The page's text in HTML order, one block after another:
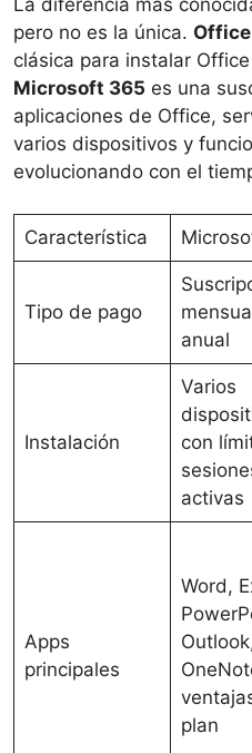
pero no es la única.
clásica para instalar
Microsoft 365 es una
aplicaciones de Office,
varios dispositivos y
evolucionando con el
Característica
Tipo de pago
anual
Instalación
Varios
con
activas
Apps
principales
Word,
plan